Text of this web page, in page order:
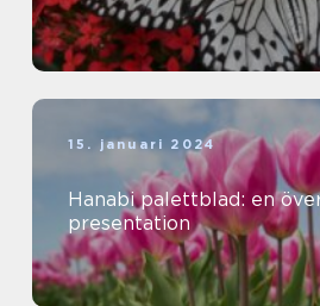
15. januari 2024
Hanabi palettblad: en
presentation